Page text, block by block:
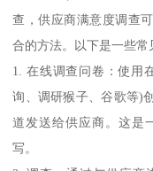
查，供应商满意度调查
合的方法。以下是一些常
1. 在线调查问卷：使用
询、调研猴子、谷歌等)
道发送给供应商。这是
写。